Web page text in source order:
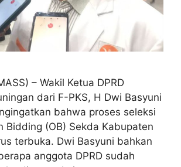
– Wakil Ketua DPRD
dari F-PKS, H Dwi Basyuni
bahwa proses seleksi
Bidding (OB) Sekda Kabupaten
terbuka. Dwi Basyuni bahkan
anggota DPRD sudah